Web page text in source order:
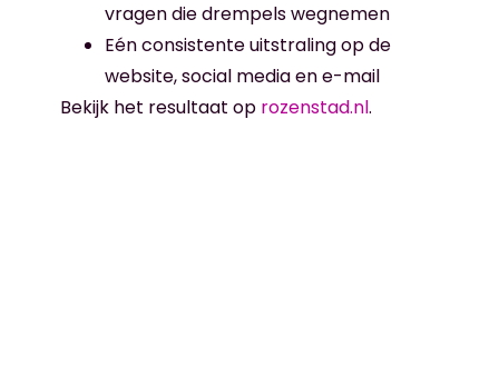
vragen die drempels wegnemen
Eén consistente uitstraling op de
website, social media en e-mail
Bekijk het resultaat op rozenstad.nl.